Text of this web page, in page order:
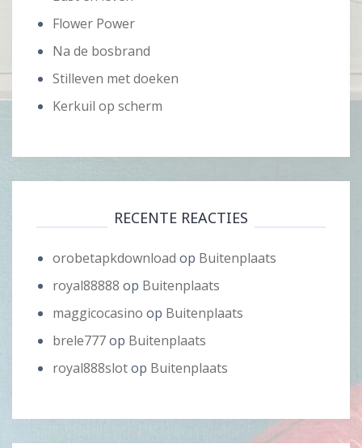
Flower Power
Na de bosbrand
Stilleven met doeken
Kerkuil op scherm
RECENTE REACTIES
orobetapkdownload op Buitenplaats
royal88888 op Buitenplaats
maggicocasino op Buitenplaats
brele777op Buitenplaats
royal888slotop Buitenplaats